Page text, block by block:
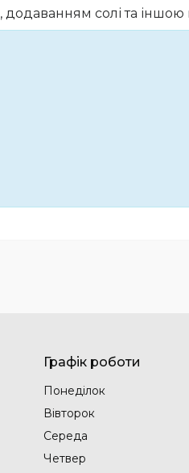
, додаванням солі та
Графік роботи
Понеділок
Вівторок
Середа
Четвер